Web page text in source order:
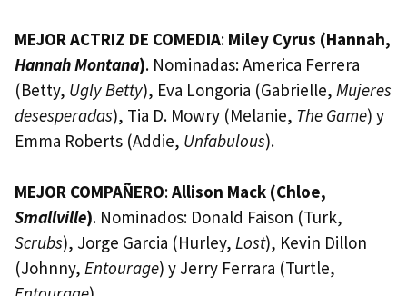
MEJOR ACTRIZ DE COMEDIA: Miley Cyrus (Hannah,
Hannah Montana). Nominadas: America Ferrera
(Betty, Ugly Betty), Eva Longoria (Gabrielle, Mujeres
desesperadas), Tia D. Mowry (Melanie, The Game) y
Emma Roberts (Addie, Unfabulous).
MEJOR COMPAÑERO:Allison Mack (Chloe,
Smallville). Nominados: Donald Faison (Turk,
Scrubs), Jorge Garcia (Hurley, Lost), Kevin Dillon
(Johnny, Entourage) y Jerry Ferrara (Turtle,